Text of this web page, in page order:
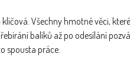
Všechny hmotné věci,
balíků až po odesílání
spousta práce.